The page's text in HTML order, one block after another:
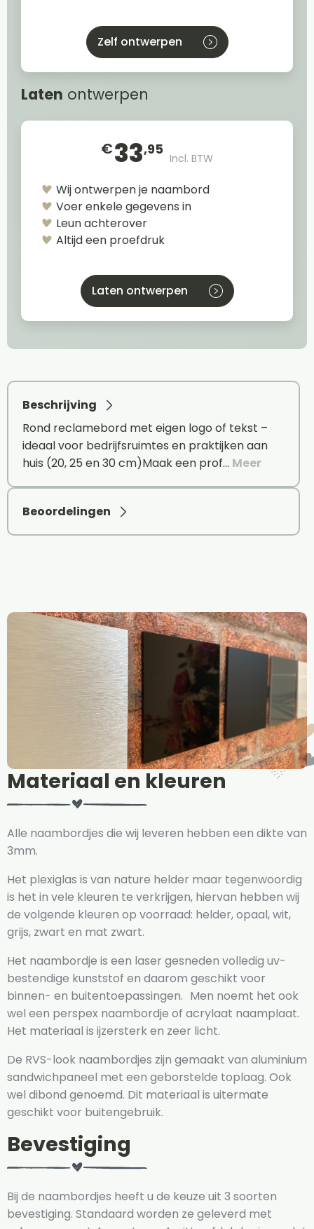
Zelf ontwerpen
Laten ontwerpen
€33,95
Incl. BTW
Wij ontwerpen je naambord
Voer enkele gegevens in
Leun achterover
Altijd een proefdruk
Laten ontwerpen
Beschrijving
Rond reclamebord met eigen logo of tekst –
ideaal voor bedrijfsruimtes en praktijken aan
huis (20, 25 en 30 cm)Maak een prof… Meer
Beoordelingen
Materiaal en kleuren
Alle naambordjes die wij leveren hebben een dikte van
3mm.
Het plexiglas is van nature helder maar tegenwoordig
is het in vele kleuren te verkrijgen, hiervan hebben wij
de volgende kleuren op voorraad: helder, opaal, wit,
grijs, zwart en mat zwart.
Het naambordje is een laser gesneden volledig uv-
bestendige kunststof en daarom geschikt voor
binnen- en buitentoepassingen. Men noemt het ook
wel een perspex naambordje of acrylaat naamplaat.
Het materiaal is ijzersterk en zeer licht.
De RVS-look naambordjes zijn gemaakt van aluminium
sandwichpaneel met een geborstelde toplaag. Ook
wel dibond genoemd. Dit materiaal is uitermate
geschikt voor buitengebruik.
Bevestiging
Bij de naambordjes heeft u de keuze uit 3 soorten
bevestiging. Standaard worden ze geleverd met